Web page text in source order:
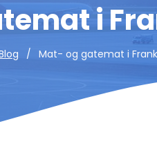
i
Mat- og gatemat i